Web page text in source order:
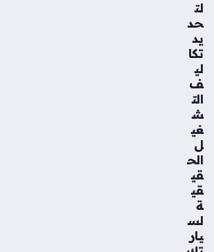
لت
حد
يد
تكا
لي
ف
الت
ش
غي
ل
الح
قي
قي
ة
لس
يار